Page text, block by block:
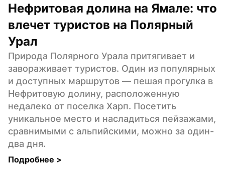
Нефритовая долина на Ямале: что
влечет туристов на Полярный
Урал
Природа Полярного Урала притягивает и
завораживает туристов. Один из популярных
и доступных маршрутов — пешая прогулка в
Нефритовую долину, расположенную
недалеко от поселка Харп. Посетить
уникальное место и насладиться пейзажами,
сравнимыми с альпийскими, можно за один-
два дня.
Подробнее >